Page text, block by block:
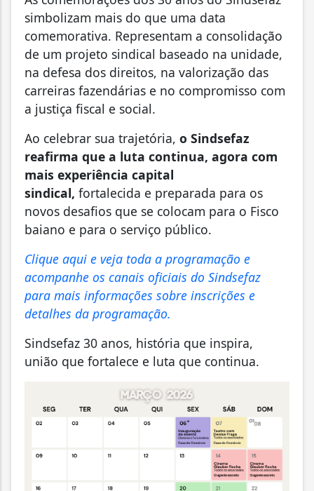
simbolizam mais do que uma data
comemorativa. Representam a consolidação
de um projeto sindical baseado na unidade,
na defesa dos direitos, na valorização das
carreiras fazendárias e no compromisso com
a justiça fiscal e social.
Ao celebrar sua trajetória, o Sindsefaz
reafirma que a luta continua, agora com
mais experiência capital
sindical, fortalecida e preparada para os
novos desafios que se colocam para o Fisco
baiano e para o serviço público.
Clique aqui e veja toda a programação e
acompanhe os canais oficiais do Sindsefaz
para mais informações sobre inscrições e
detalhes da programação.
Sindsefaz 30 anos, história que inspira,
união que fortalece e luta que continua.